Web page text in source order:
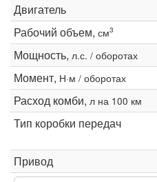
Двигатель
Рабочий объем, см3
Мощность, л.с. / оборотах
Момент, Н·м / оборотах
Расход комби, л на 100 км
Тип коробки передач
Привод